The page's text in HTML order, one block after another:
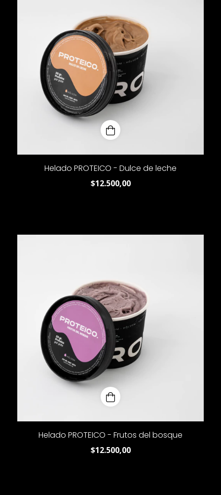
Helado PROTEICO - Dulce de leche
$12.500,00
Helado PROTEICO - Frutos del bosque
$12.500,00